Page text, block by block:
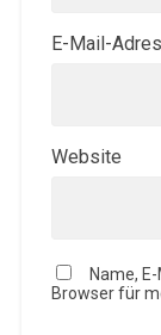
E-Mail-
Website
Name,
Browser für